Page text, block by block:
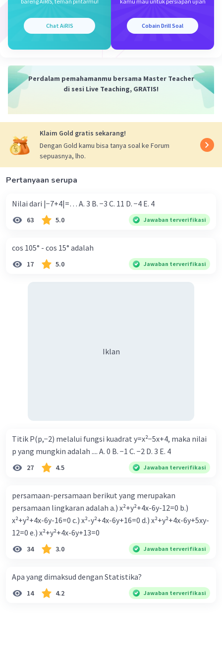
D. x = 5
(2x+1)² = (x-1)² + 3x(x+2)
(2(5)+1)² = (5-1)² + 3(5)(5+2)
121 = 121
real
Chat AiRIS Cobain Drill Soal
Perdalam pemahamanmu bersama Master Teacher
di sesi Live Teaching, GRATIS!
Klaim Gold gratis sekarang!
Dengan Gold kamu bisa tanya soal ke Forum
sepuasnya, lho.
Pertanyaan serupa
Nilai dari |−7+4|=… A. 3 B. −3 C. 11 D. −4 E. 4
63 5.0 Jawaban terverifikasi
cos 105° - cos 15° adalah
17 5.0 Jawaban terverifikasi
Iklan
Titik P(p,−2) melalui fungsi kuadrat y=x²−5x+4, maka nilai
p yang mungkin adalah .... A. 0 B. −1 C. −2 D. 3 E. 4
27 4.5 Jawaban terverifikasi
persamaan-persamaan berikut yang merupakan
persamaan lingkaran adalah a.) x²+y²+4x-6y-12=0 b.)
x²+y²+4x-6y-16=0 c.) x²-y²+4x-6y+16=0 d.) x²+y²+4x-6y+5xy-
12=0 e.) x²+y²+4x-6y+13=0
34 3.0 Jawaban terverifikasi
Apa yang dimaksud dengan Statistika?
14 4.2 Jawaban terverifikasi